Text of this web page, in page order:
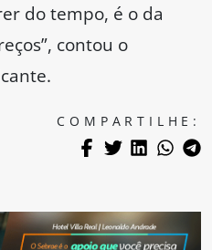
do tempo, é o da
contou o
COMPARTILHE: